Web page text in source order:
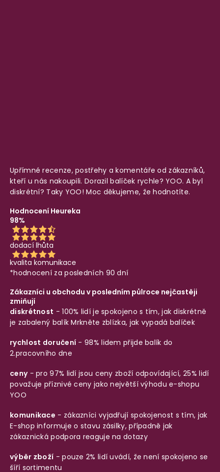
Upřímné recenze, postřehy a komentáře od zákazníků,
kteří u nás nakoupili. Dorazil balíček rychle? YOO. A byl
diskrétní? Taky YOO! Moc děkujeme, že hodnotíte.
Hodnocení Heureka
98%
dodací lhůta
kvalita komunikace
*hodnocení za posledních 90 dní
Zákazníci u obchodu v posledním půlroce nejčastěji
zmiňují
diskrétnost - 100% lidí je spokojeno s tím, jak diskrétně
je zabalený balíkMrkněte zblízka, jak vypadá balíček
rychlost doručení - 98% lidem přijde balík do
2.pracovního dne
ceny- pro 97% lidí jsou ceny zboží odpovídající, 25% lidí
považuje příznivé ceny jako největší výhodu e-shopu
YOO
komunikace - zákazníci vyjadřují spokojenost s tím, jak
E-shop informuje o stavu zásilky, případně jak
zákaznická podpora reaguje na dotazy
výběr zboží - pouze 2% lidí uvádí, že není spokojeno se
šíří sortimentu